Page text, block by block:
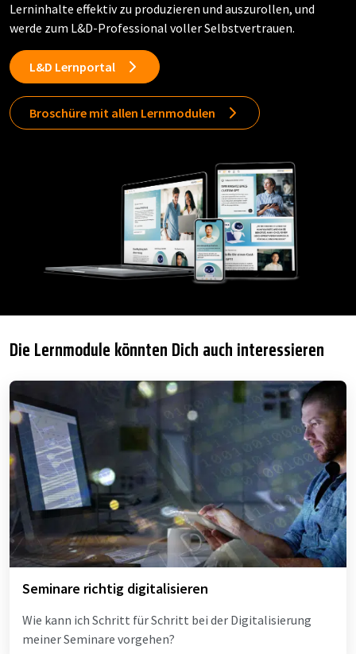
Lerninhalte effektiv zu produzieren und auszurollen, und
werde zum L&D-Professional voller Selbstvertrauen.
L&D Lernportal
Broschüre mit allen Lernmodulen
Die Lernmodule könnten Dich auch interessieren
Seminare richtig digitalisieren
Wie kann ich Schritt für Schritt bei der Digitalisierung
meiner Seminare vorgehen?